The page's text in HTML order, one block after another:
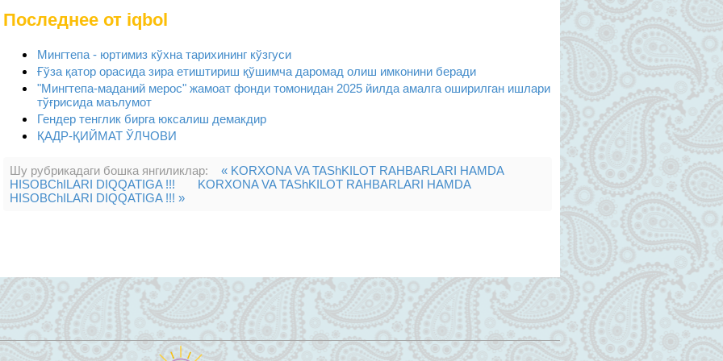
Последнее от iqbol
Мингтепа - юртимиз кўхна тарихининг кўзгуси
Ғўза қатор орасида зира етиштириш қўшимча даромад олиш имконини беради
"Мингтепа-маданий мерос" жамоат фонди томонидан 2025 йилда амалга оширилган ишлари
тўғрисида маълумот
Гендер тенглик бирга юксалиш демакдир
ҚАДР-ҚИЙМАТ ЎЛЧОВИ
Шу рубрикадаги бошка янгиликлар:
« KORXONA VA TAShKILOT RAHBARLARI HAMDA
HISOBChILARI DIQQATIGA !!!
KORXONA VA TAShKILOT RAHBARLARI HAMDA
HISOBChILARI DIQQATIGA !!! »